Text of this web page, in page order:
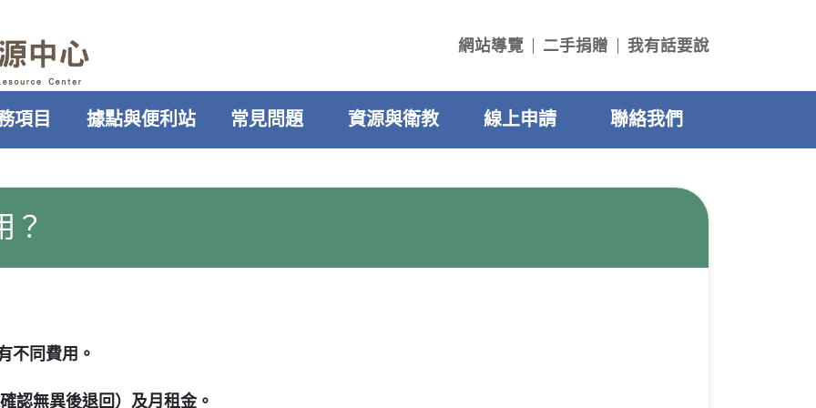
網站導覽 二手捐贈 我有話要說
項目 據點與便利站 常見問題 資源與衛教 線上申請 聯絡我們
？
不同費用。
認無異後退回）及月租金。